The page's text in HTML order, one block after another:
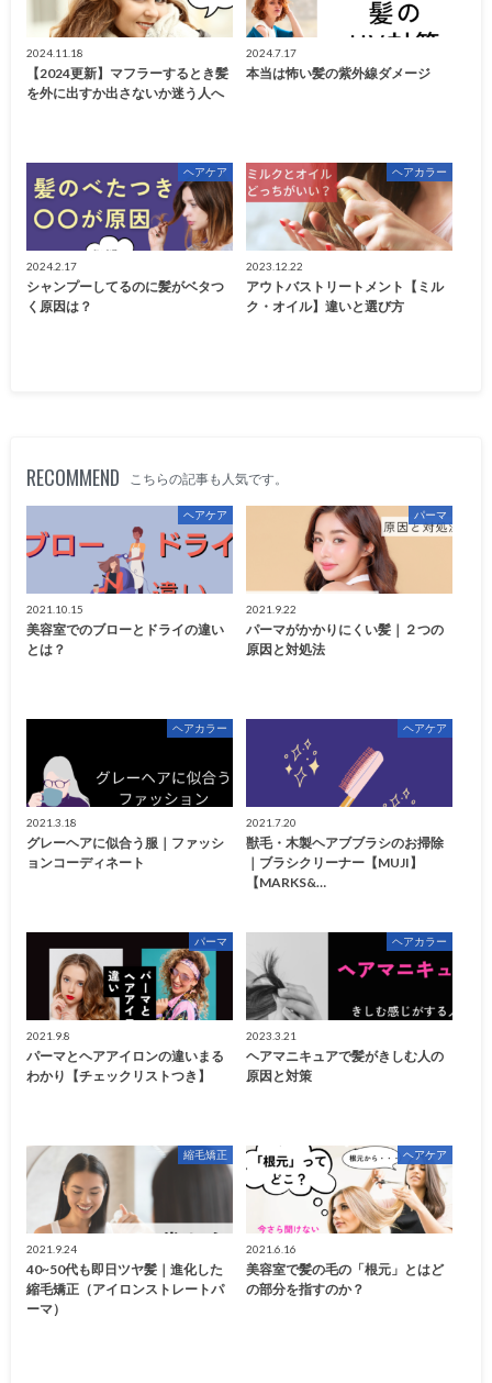
2024.11.18
【2024更新】マフラーするとき髪
を外に出すか出さないか迷う人へ
2024.7.17
本当は怖い髪の紫外線ダメージ
ヘアケア
2024.2.17
シャンプーしてるのに髪がベタつ
く原因は？
ヘアカラー
2023.12.22
アウトバストリートメント【ミル
ク・オイル】違いと選び方
RECOMMEND こちらの記事も人気です。
ヘアケア
2021.10.15
美容室でのブローとドライの違い
とは？
パーマ
2021.9.22
パーマがかかりにくい髪｜２つの
原因と対処法
ヘアカラー
2021.3.18
グレーヘアに似合う服｜ファッシ
ョンコーディネート
ヘアケア
2021.7.20
獣毛・木製ヘアブブラシのお掃除
｜ブラシクリーナー【MUJI】
【MARKS&…
パーマ
2021.9.8
パーマとヘアアイロンの違いまる
わかり【チェックリストつき】
ヘアカラー
2023.3.21
ヘアマニキュアで髪がきしむ人の
原因と対策
縮毛矯正
2021.9.24
40~50代も即日ツヤ髪｜進化した
縮毛矯正（アイロンストレートパ
ーマ）
ヘアケア
2021.6.16
美容室で髪の毛の「根元」とはど
の部分を指すのか？